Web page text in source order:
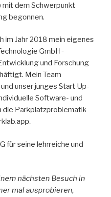
mit dem Schwerpunkt
begonnen.
im Jahr 2018 mein eigenes
GmbH-
und Forschung
Mein Team
unser junges Start Up-
Software- und
die Parkplatzproblematik
für seine lehrreiche und
nächsten Besuch in
mal ausprobieren,